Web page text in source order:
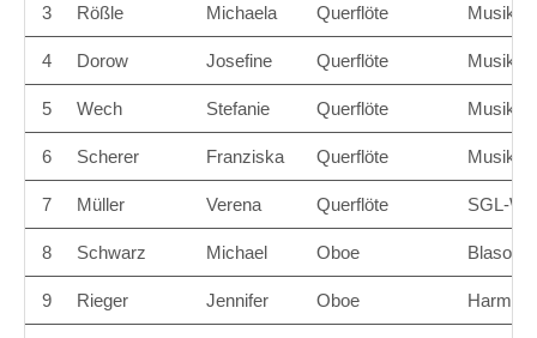
3 Rößle Michaela Querflöte
4 Dorow Josefine Querflöte
5 Wech Stefanie Querflöte
6 Scherer Franziska Querflöte
7 Müller Verena Querflöte SGL-
8 Schwarz Michael Oboe
9 Rieger Jennifer Oboe